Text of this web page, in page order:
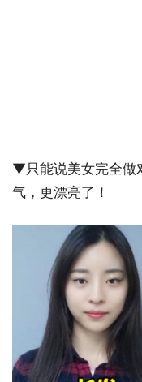
▼只能说美女完全做
气，更漂亮了！